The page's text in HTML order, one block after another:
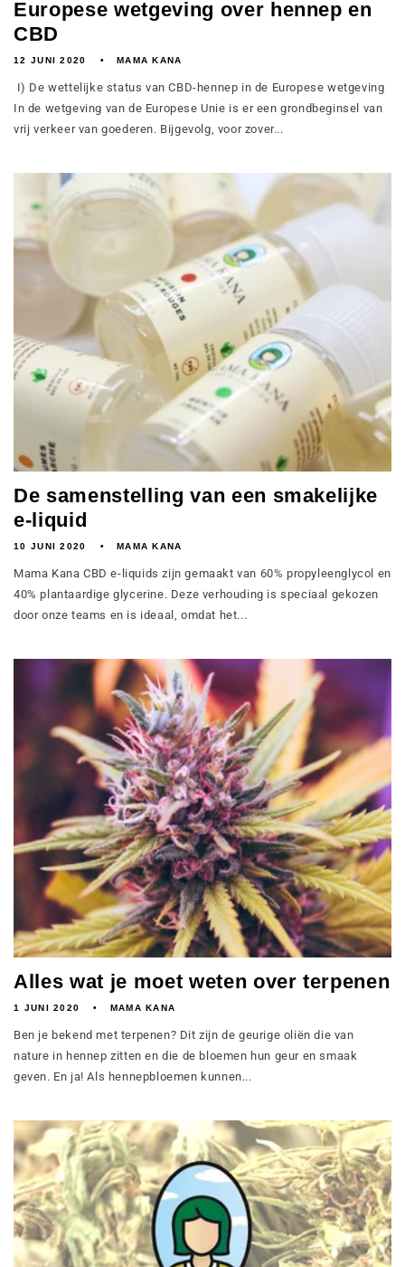
Europese wetgeving over hennep en
CBD
12 JUNI 2020 MAMA KANA
I) De wettelijke status van CBD-hennep in de Europese wetgeving
In de wetgeving van de Europese Unie is er een grondbeginsel van
vrij verkeer van goederen. Bijgevolg, voor zover...
De samenstelling van een smakelijke
e-liquid
10 JUNI 2020 MAMA KANA
Mama Kana CBD e-liquids zijn gemaakt van 60% propyleenglycol en
40% plantaardige glycerine. Deze verhouding is speciaal gekozen
door onze teams en is ideaal, omdat het...
Alles wat je moet weten over terpenen
1 JUNI 2020 MAMA KANA
Ben je bekend met terpenen? Dit zijn de geurige oliën die van
nature in hennep zitten en die de bloemen hun geur en smaak
geven. En ja! Als hennepbloemen kunnen...